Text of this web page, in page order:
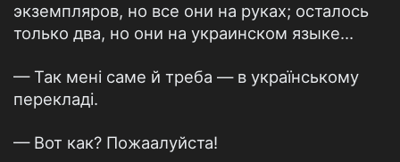
экземпляров, но все они на руках; осталось
только два, но они на украинском языке…
— Так мені саме й треба — в українському
перекладі.
— Вот как? Пожаалуйста!